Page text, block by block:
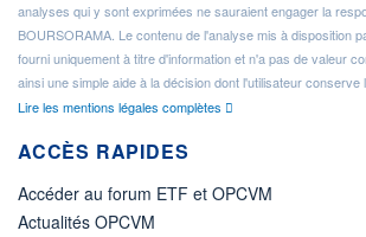
analyses qui y sont exprimées ne sauraient engager la
BOURSORAMA. Le contenu de l'analyse mis à disposition
fourni uniquement à titre d'information et n'a pas de valeur
ainsi une simple aide à la décision dont l'utilisateur conserve
Lire les mentions légales complètes
ACCÈS RAPIDES
Accéder au forum ETF et OPCVM
Actualités OPCVM